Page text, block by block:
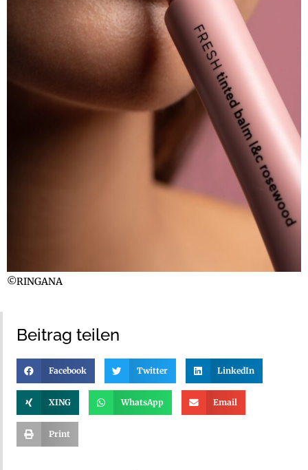
©RINGANA
Beitrag teilen
Facebook Twitter LinkedIn
XING WhatsApp Email
Print